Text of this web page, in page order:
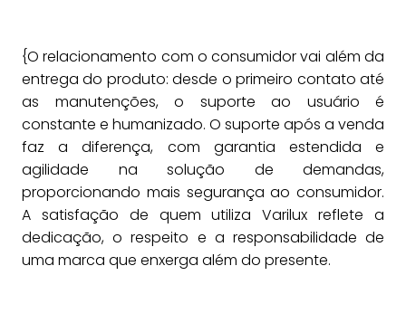
{O relacionamento com o consumidor vai além da
entrega do produto: desde o primeiro contato até
as manutenções, o suporte ao usuário é
constante e humanizado. O suporte após a venda
faz a diferença, com garantia estendida e
agilidade na solução de demandas,
proporcionando mais segurança ao consumidor.
A satisfação de quem utiliza Varilux reflete a
dedicação, o respeito e a responsabilidade de
uma marca que enxerga além do presente.